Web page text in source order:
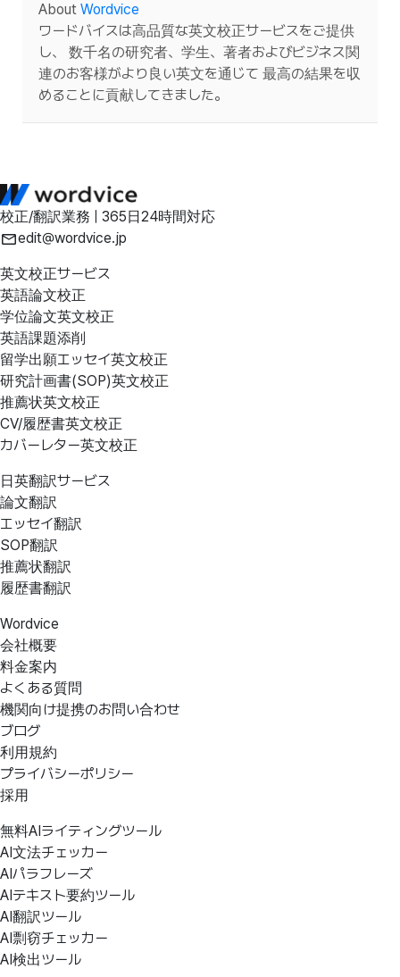
About Wordvice
ワードバイスは高品質な英文校正サービスをご提供
し、 数千名の研究者、学生、著者およびビジネス関
連のお客様がより良い英文を通じて 最高の結果を収
めることに貢献してきました。
校正/翻訳業務 | 365日24時間対応
edit@wordvice.jp
英文校正サービス
英語論文校正
学位論文英文校正
英語課題添削
留学出願エッセイ英文校正
研究計画書(SOP)英文校正
推薦状英文校正
CV/履歴書英文校正
カバーレター英文校正
日英翻訳サービス
論文翻訳
エッセイ翻訳
SOP翻訳
推薦状翻訳
履歴書翻訳
Wordvice
会社概要
料金案内
よくある質問
機関向け提携のお問い合わせ
ブログ
利用規約
プライバシーポリシー
採用
無料AIライティングツール
AI文法チェッカー
AIパラフレーズ
AIテキスト要約ツール
AI翻訳ツール
AI剽窃チェッカー
AI検出ツール